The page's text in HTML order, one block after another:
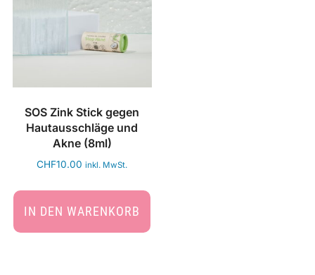
SOS Zink Stick gegen
Hautausschläge und
Akne (8ml)
CHF10.00 inkl. MwSt.
IN DEN WARENKORB